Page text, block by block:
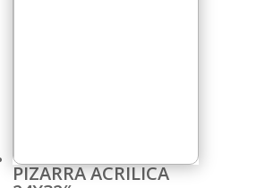
PIZARRA ACRILICA